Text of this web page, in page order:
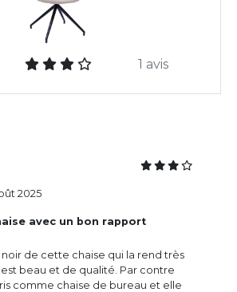
1 avis
avec un bon rapport
de cette chaise qui la rend très
est beau et de qualité. Par contre
comme chaise de bureau et elle
2025